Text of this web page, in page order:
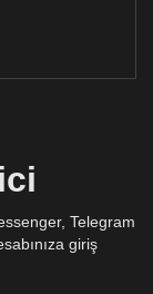
Telegram
giriş